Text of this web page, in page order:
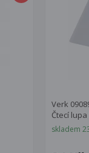
Verk
Čtecí lupa
skladem